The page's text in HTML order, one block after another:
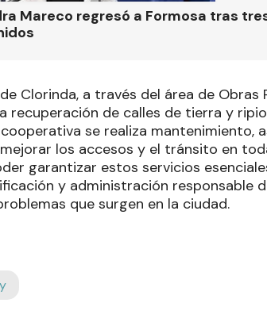
Mareco regresó a Formosa tras
Clorinda, a través del área de Obras
recuperación de calles de tierra y
se realiza mantenimiento,
los accesos y el tránsito en
garantizar estos servicios
y administración responsable
que surgen en la ciudad.